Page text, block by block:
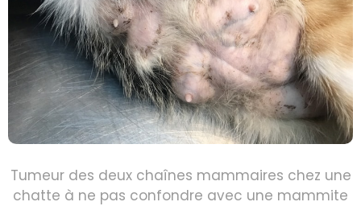
Tumeur des deux chaînes mammaires chez une
chatte à ne pas confondre avec une mammite